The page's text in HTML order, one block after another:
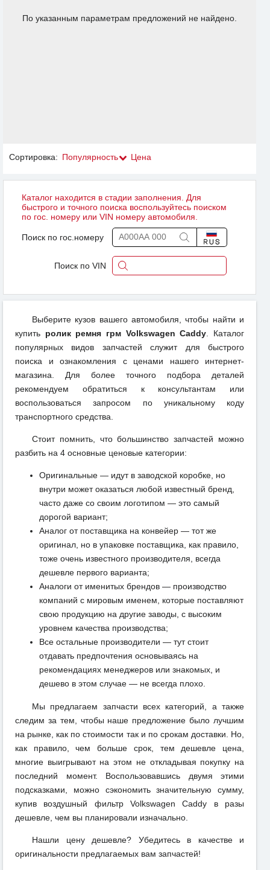
По указанным параметрам предложений не найдено.
Сортировка: Популярность Цена
Каталог находится в стадии заполнения. Для
быстрого и точного поиска воспользуйтесь поиском
по гос. номеру или VIN номеру автомобиля.
Поиск по гос.номеру
Поиск по VIN
Выберите кузов вашего автомобиля, чтобы найти и
купить ролик ремня грм Volkswagen Caddy . Каталог
популярных видов запчастей служит для быстрого
поиска и ознакомления с ценами нашего интернет-
магазина. Для более точного подбора деталей
рекомендуем обратиться к консультантам или
воспользоваться запросом по уникальному коду
транспортного средства.
Стоит помнить, что большинство запчастей можно
разбить на 4 основные ценовые категории:
Оригинальные — идут в заводской коробке, но
внутри может оказаться любой известный бренд,
часто даже со своим логотипом — это самый
дорогой вариант;
Аналог от поставщика на конвейер — тот же
оригинал, но в упаковке поставщика, как правило,
тоже очень известного производителя, всегда
дешевле первого варианта;
Аналоги от именитых брендов — производство
компаний с мировым именем, которые поставляют
свою продукцию на другие заводы, с высоким
уровнем качества производства;
Все остальные производители — тут стоит
отдавать предпочтения основываясь на
рекомендациях менеджеров или знакомых, и
дешево в этом случае — не всегда плохо.
Мы предлагаем запчасти всех категорий, а также
следим за тем, чтобы наше предложение было лучшим
на рынке, как по стоимости так и по срокам доставки. Но,
как правило, чем больше срок, тем дешевле цена,
многие выигрывают на этом не откладывая покупку на
последний момент. Воспользовавшись двумя этими
подсказками, можно сэкономить значительную сумму,
купив воздушный фильтр Volkswagen Caddy в разы
дешевле, чем вы планировали изначально.
Нашли цену дешевле? Убедитесь в качестве и
оригинальности предлагаемых вам запчастей!